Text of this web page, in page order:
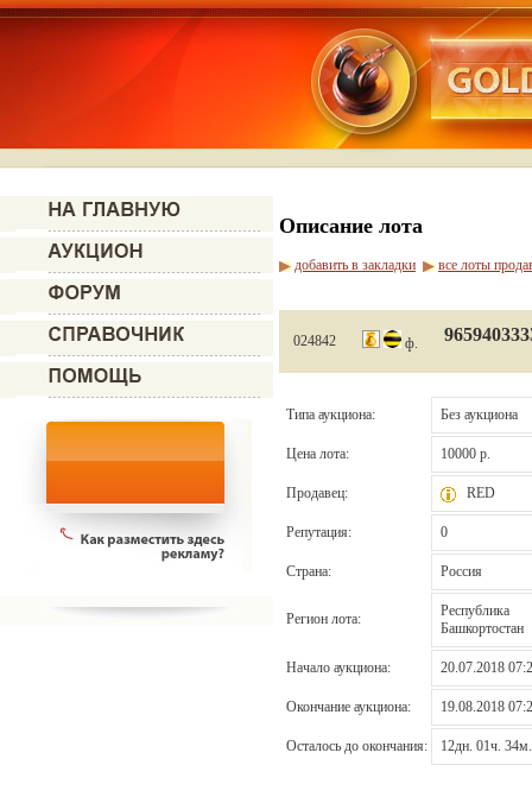
Описание лота
добавить в закладки все лоты
024842 ф.
Типа аукциона: Без аукциона
Цена лота: 10000 р.
Продавец: RED
Репутация: 0
Страна: Россия
Регион лота:
Республика
Башкортостан
Начало аукциона: 20.07.2018
Окончание аукциона: 19.08.2018
Осталось до окончания: 12дн. 01ч. 34м.